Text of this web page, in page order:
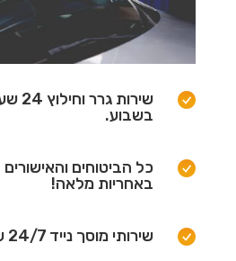
בשבוע.
כל הביטוחים והאישורים
באחריות מלאה!
שירותי מוסך נייד 24/7 עם מכונאים מנוסים!